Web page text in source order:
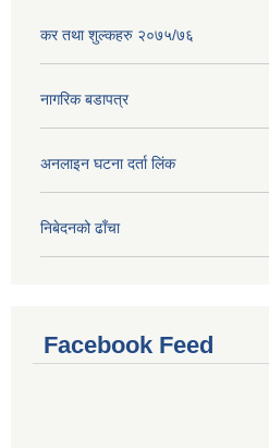
कर तथा शुल्कहरु २०७५/७६
नागरिक बडापत्र
अनलाइन घटना दर्ता लिंक
निबेदनको ढाँचा
Facebook Feed